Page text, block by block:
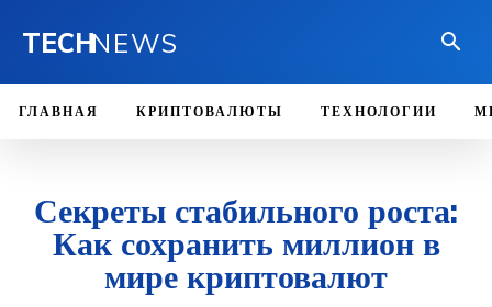
TECHNEWS
ГЛАВНАЯ КРИПТОВАЛЮТЫ ТЕХНОЛОГИИ
Секреты стабильного роста:
Как сохранить миллион в
мире криптовалют